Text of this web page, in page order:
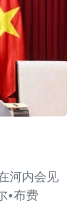
河内会见
•布费